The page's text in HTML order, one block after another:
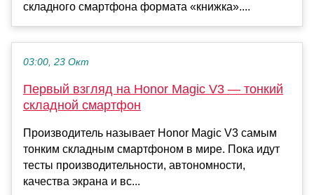
складного смартфона формата «книжка»....
03:00, 23 Окт
Первый взгляд на Honor Magic V3 — тонкий
складной смартфон
Производитель называет Honor Magic V3 самым
тонким складным смартфоном в мире. Пока идут
тесты производительности, автономности,
качества экрана и вс...